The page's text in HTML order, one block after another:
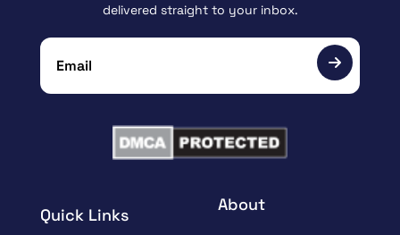
Quick Links
About
delivered straight to your inbox.